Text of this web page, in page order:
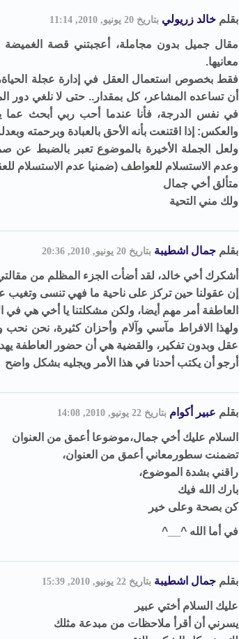
بقلم خالد زريولي بتاريخ 20 يونيو, 2010, 11:14
مقال جميل بدون مجاملة، أعجبتني قصة الغميضة
معانيها.
فقط بخصوص استعمال العقل في إدارة عجلة الحياة،
أن تساعده المشاعر، كل بمقدار.. حتى لا نلغي دور
في نفس الدرجة، فأنا عندما أحب ربي أبحث عما
والعكس: إذا اقتنعت بأنه الأحق بالعبادة وبرحمته
ولعل الجملة الأخيرة بالموضوع تعبر بالضبط عن
وعدم الاستسلام للعواطف (ضمنيا عدم الاستسلام
متألق أخي جمال
ولك مني التحية
بقلم جمال اشطيبة بتاريخ 20 يونيو, 2010, 20:36
أشكرك أخي خالد، لقد أضأت الجزء المظلم من
إن عقولنا حين تركز على ناحية ما فهي تنسى وتغيب
العاطفة أمر مهم أيضا، ولكن مشكلتنا يا أخي هي في
ولهذا الافراط مآسي وآلام وأحزان كثيرة، نحن
عقل وبدون تفكير، والقضية هي أن حضور العاطفة
أرجو أن يكتب أحدنا في هذا الأمر ويجليه بشكل واضح
بقلم عبير أكوام بتاريخ 22 يونيو, 2010, 14:08
السلام عليك أخي جمال،موضوعا أعمق من العنوان
تضمنت سطورمعاني أعمق من العنوان،
راقني بشدة الموضوع،
بارك الله فيك
كن بصحة وعلى خير
في أما الله ^__^
بقلم جمال اشطيبة بتاريخ 22 يونيو, 2010, 15:39
عليك السلام أختي عبير
يسرني أن أقرأ ملاحظات من مبدعة مثلك